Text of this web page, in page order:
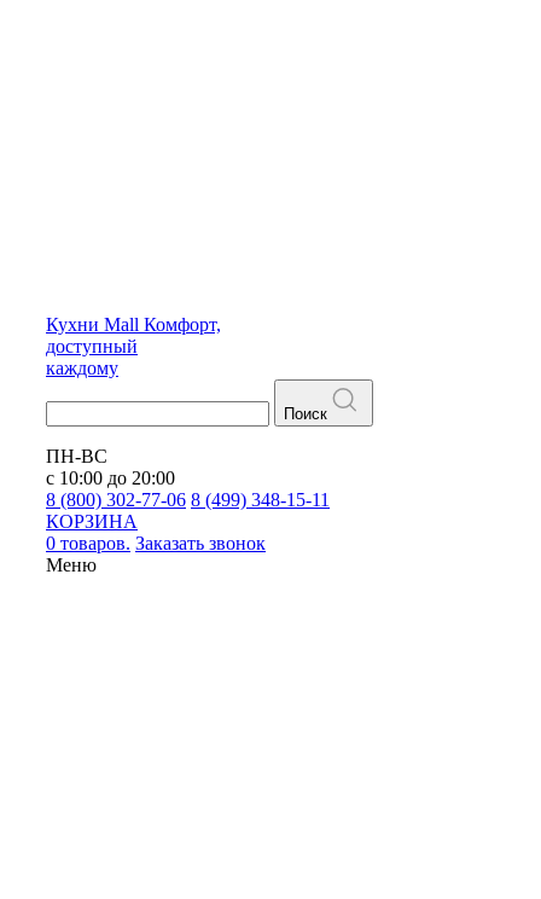
Кухни Mall Комфорт,
доступный
каждому
Поиск
ПН-ВС
с 10:00 до 20:00
8 (800) 302-77-06 8 (499) 348-15-11
КОРЗИНА
0 товаров. Заказать звонок
Меню